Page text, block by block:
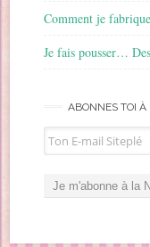
Comment je
Je fais pousser…
ABONNES TOI